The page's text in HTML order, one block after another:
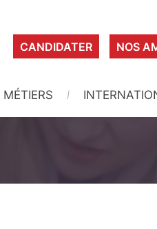
CANDIDATER NOS
MÉTIERS